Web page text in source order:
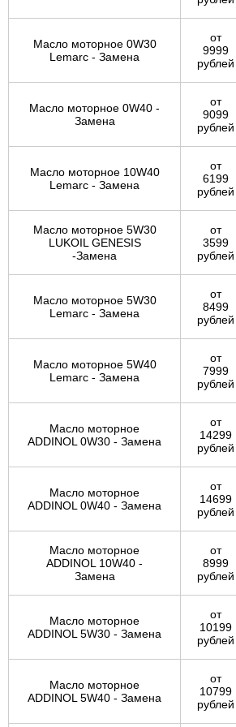
Масло моторное 0W30
Lemarc - Замена
от
9999
рублей
Масло моторное 0W40 -
Замена
от
9099
рублей
Масло моторное 10W40
Lemarc - Замена
от
6199
рублей
Масло моторное 5W30
LUKOIL GENESIS
-Замена
от
3599
рублей
Масло моторное 5W30
Lemarc - Замена
от
8499
рублей
Масло моторное 5W40
Lemarc - Замена
от
7999
рублей
Масло моторное
ADDINOL 0W30 - Замена
от
14299
рублей
Масло моторное
ADDINOL 0W40 - Замена
от
14699
рублей
Масло моторное
ADDINOL 10W40 -
Замена
от
8999
рублей
Масло моторное
ADDINOL 5W30 - Замена
от
10199
рублей
Масло моторное
ADDINOL 5W40 - Замена
от
10799
рублей